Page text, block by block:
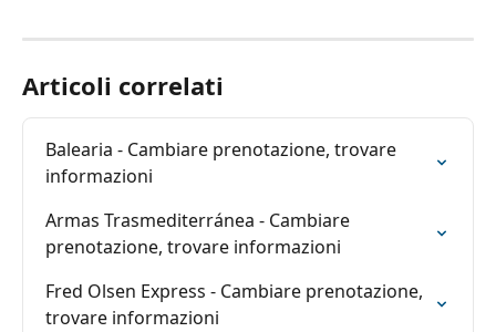
Articoli correlati
Balearia - Cambiare prenotazione, trovare
informazioni
Armas Trasmediterránea - Cambiare
prenotazione, trovare informazioni
Fred Olsen Express - Cambiare prenotazione,
trovare informazioni